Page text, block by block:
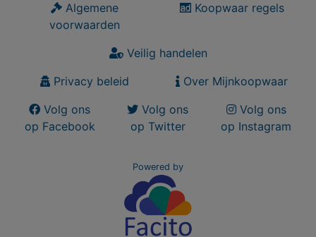
Algemene
voorwaarden
Koopwaar regels
Veilig handelen
Privacy beleid
Over Mijnkoopwaar
Volg ons
op Facebook
Volg ons
op Twitter
Volg ons
op Instagram
Powered by